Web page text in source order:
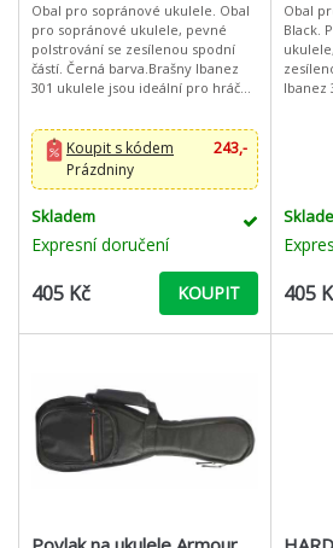
Obal pro sopránové ukulele. Obal
pro sopránové ukulele, pevné
polstrování se zesílenou spodní
částí. Černá barva.Brašny Ibanez
301 ukulele jsou ideální pro hráče
koncerty. Bezpečný popruh
usnadňujKoupit s kódem
243,-
Prázdniny
Skladem
Expresní doručení
405 Kč KOUPIT
Obal
Black.
Ibanez
405